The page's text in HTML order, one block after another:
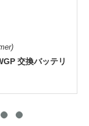
交換バッテリ